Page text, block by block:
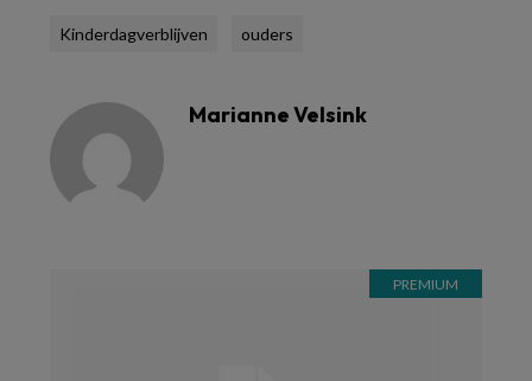
Kinderdagverblijven ouders
Marianne Velsink